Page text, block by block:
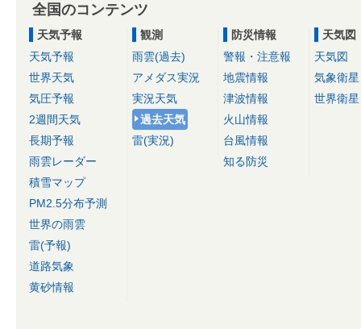
全国のコンテンツ
天気予報
天気予報
世界天気
気圧予報
2週間天気
長期予報
雨雲レーダー
積雪マップ
PM2.5分布予測
世界の雨雲
雷(予報)
道路気象
黄砂情報
観測
雨雲(過去)
アメダス実況
実況天気
過去天気
雷(実況)
防災情報
警報・注意報
地震情報
津波情報
火山情報
台風情報
知る防災
天気図
天気図
気象衛星
世界衛星